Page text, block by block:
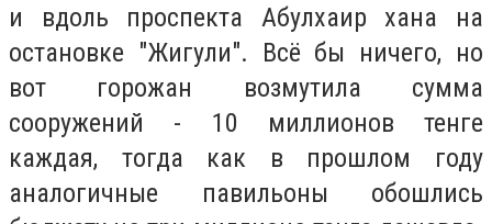
и вдоль проспекта Абулхаир хана на
остановке "Жигули". Всё бы ничего, но
вот горожан возмутила сумма
сооружений - 10 миллионов тенге
каждая, тогда как в прошлом году
аналогичные павильоны обошлись